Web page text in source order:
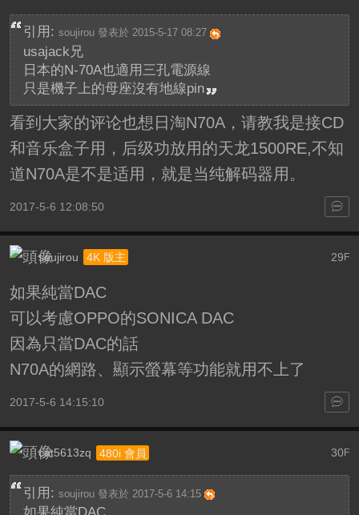
引用: soujirou 發表於 2015-5-17 08:27
usajack兄
日本的N-70A也適用三孔電源線
只是機子上的母座沒有地線pin
看到大家的评论也想日淘N70A，请教我是接CD
和音乐盒子用，后级功放用的天龙1500RE,不知
道N70A是不是适用，就是当纯解码器用。
2017-5-6 12:08:50
29 F
soujirou 4K 版主
如果純當DAC
可以考慮OPPO的SONICA DAC
因為只當DAC的話
N70A的網路、顯示螢幕等功能就用不上了
2017-5-6 14:15:10
30F
cat5613zq 480i 會員
引用: soujirou 發表於 2017-5-6 14:15